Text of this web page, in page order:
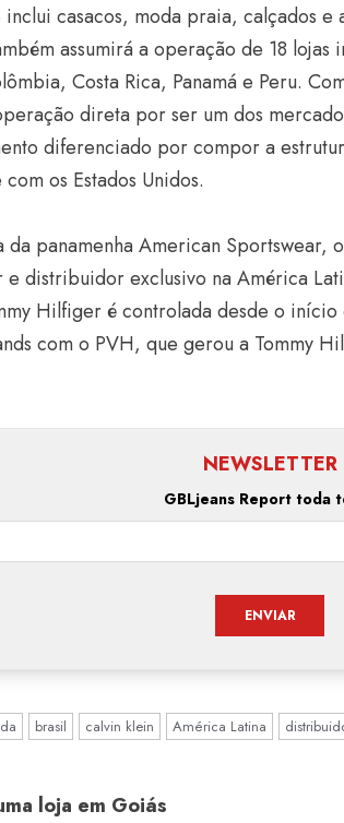
casacos, moda praia, calçados
assumirá a operação de 18
Costa Rica, Panamá e Peru.
direta por ser um dos
diferenciado por compor a
os Estados Unidos.
da panamenha American
distribuidor exclusivo na América
Hilfiger é controlada desde o
com o PVH, que gerou a Tommy
NEWSLETTER
GBLjeans Report toda
brasil calvin klein América Latina
loja em Goiás